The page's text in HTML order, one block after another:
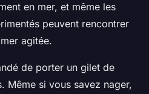
en mer, et même les
peuvent rencontrer
agitée.
de porter un gilet de
Même si vous savez nager,